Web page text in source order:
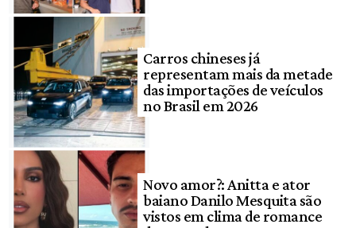
Carros chineses já
representam mais da metade
das importações de veículos
no Brasil em 2026
Novo amor?: Anitta e ator
baiano Danilo Mesquita são
vistos em clima de romance